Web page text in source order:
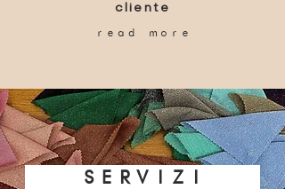
cliente
read more
SERVIZI